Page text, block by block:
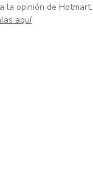
la opinión de Hotmart.
aquí